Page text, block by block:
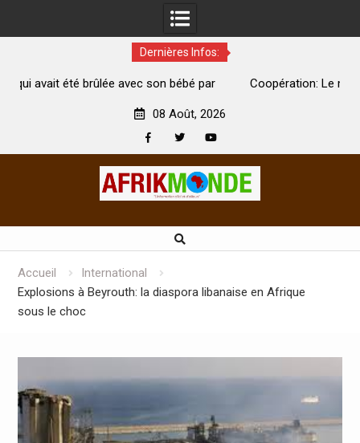
Dernières Infos:
par
Coopération: Le ministre Indien Kirti Vardhan Singh à
08 Août, 2026
Accueil
International
Explosions à Beyrouth: la diaspora libanaise en Afrique
sous le choc